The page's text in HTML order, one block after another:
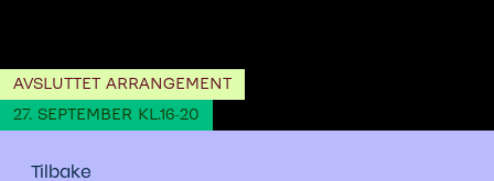
27. SEPTEMBER KL.16-20
AVSLUTTET ARRANGEMENT
Tilbake